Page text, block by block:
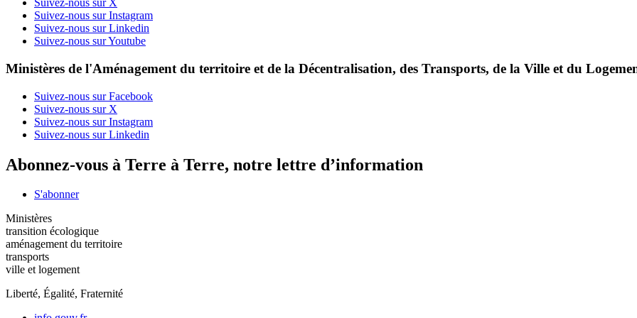
Suivez-nous sur X
Suivez-nous sur Instagram
Suivez-nous sur Linkedin
Suivez-nous sur Youtube
Ministères de l'Aménagement du territoire et de la Décentralisation, des Transports, de la Ville et du
Suivez-nous sur Facebook
Suivez-nous sur X
Suivez-nous sur Instagram
Suivez-nous sur Linkedin
Abonnez-vous à Terre à Terre, notre lettre d’information
S'abonner
Ministères
transition écologique
aménagement du territoire
transports
ville et logement
Liberté, Égalité, Fraternité